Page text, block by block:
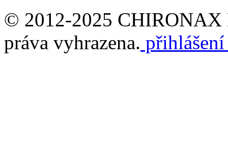
© 2012-2025 CHIRONAX
práva vyhrazena.